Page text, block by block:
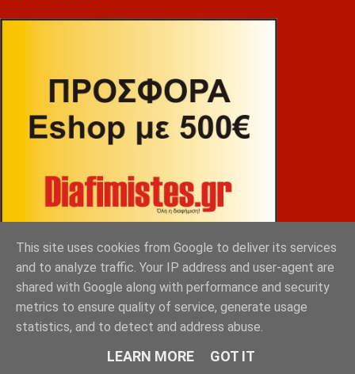
ΒΕΚΡΑΚΟΣ
This site uses cookies from Google to deliver its services
and to analyze traffic. Your IP address and user-agent are
shared with Google along with performance and security
metrics to ensure quality of service, generate usage
statistics, and to detect and address abuse.
LEARN MORE GOT IT